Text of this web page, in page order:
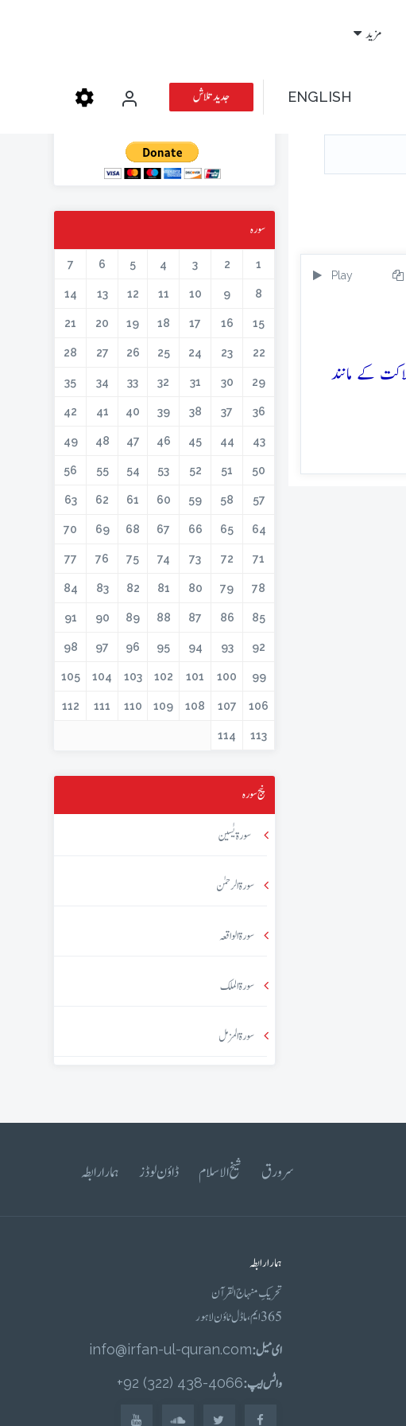
مزید
ENGLISH جدید تلاش
Play
کے مانند
عطیہ دیجئے
کتابیں، میگزین، خطابات اور دیگر اسلامک لٹریچر آن لائن کرنے کیلئے اس کار
سورہ
1
2
3
4
5
6
7
8
9
10
11
12
13
14
15
16
17
18
19
20
21
22
23
24
25
26
27
28
29
30
31
32
33
34
35
36
37
38
39
40
41
42
43
44
45
46
47
48
49
50
51
52
53
54
55
56
57
58
59
60
61
62
63
64
65
66
67
68
69
70
71
72
73
74
75
76
77
78
79
80
81
82
83
84
85
86
87
88
89
90
91
92
93
94
95
96
97
98
99
100
101
102
103
104
105
106
107
108
109
110
111
112
113
114
پنج سورہ
سورۃ یٰسین
سورۃ الرحمٰن
سورۃ الواقعہ
سورۃ الملک
سورۃ المزمل
سرورق شیخ الاسلام ڈاؤن لوڈز ہمارا رابطہ
ہمارا رابطہ
تحریکِ منہاج القرآن
365 ایم، ماڈل ٹاؤن لاہور
ای میل :info@irfan-ul-quran.com
واٹس ایپ :4066-438 (322) 92+